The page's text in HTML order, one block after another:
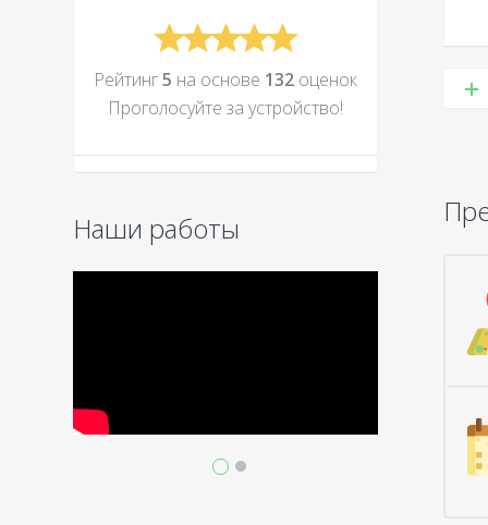
Рейтинг5 на основе 132 оценок
Проголосуйте за устройcтво!
Наши работы